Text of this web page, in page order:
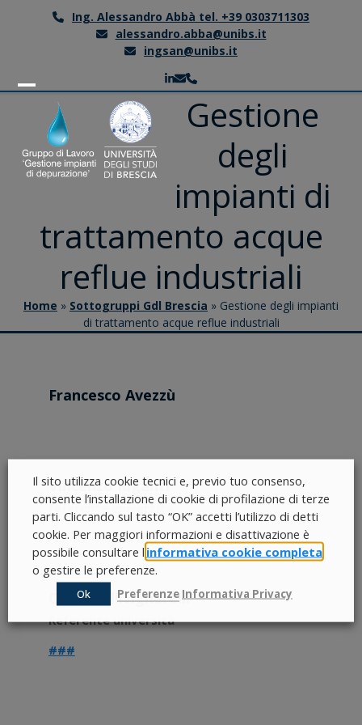
Ing. Alessandro Abbà tel. +39 0303711303
alessandro.abba@unibs.it
ingsan@unibs.it
LinkedIn
EmailTelefono
Open
mobile
menu
Close
mobile
menu
Gestione
degli
impianti di
trattamento acque
reflue industriali
Home » Sottogruppi Gdl Brescia » Gestione degli impianti
di trattamento acque reflue industriali
Francesco Avezzù
Vincenzo Riganti
referente università
Carlo Collivignarelli
Referente università
###
Il sito utilizza cookie tecnici e, previo tuo consenso,
consente l’installazione di cookie di profilazione di terze
parti. Cliccando sul tasto “OK” accetti l’utilizzo di detti
cookie. Per maggiori informazioni e disattivazione è
possibile consultare l’informativa cookie completa
o gestire le preferenze.
Ok Preferenze Informativa Privacy